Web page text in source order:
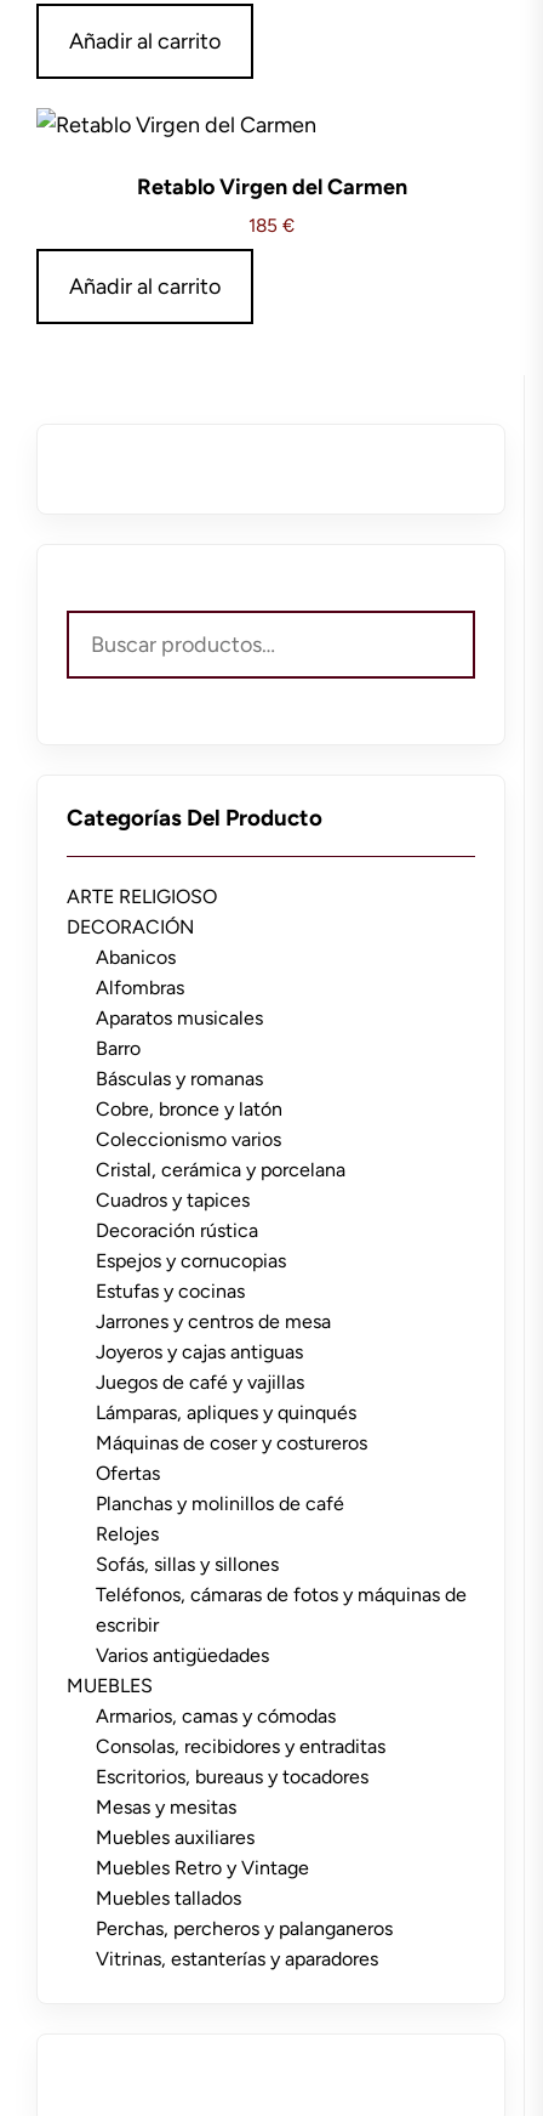
Añadir al carrito
Retablo Virgen del Carmen
185 €
Añadir al carrito
por:
Categorías Del Producto
ARTE RELIGIOSO
DECORACIÓN
Abanicos
Alfombras
Aparatos musicales
Barro
Básculas y romanas
Cobre, bronce y latón
Coleccionismo varios
Cristal, cerámica y porcelana
Cuadros y tapices
Decoración rústica
Espejos y cornucopias
Estufas y cocinas
Jarrones y centros de mesa
Joyeros y cajas antiguas
Juegos de café y vajillas
Lámparas, apliques y quinqués
Máquinas de coser y costureros
Ofertas
Planchas y molinillos de café
Relojes
Sofás, sillas y sillones
Teléfonos, cámaras de fotos y máquinas de
escribir
Varios antigüedades
MUEBLES
Armarios, camas y cómodas
Consolas, recibidores y entraditas
Escritorios, bureaus y tocadores
Mesas y mesitas
Muebles auxiliares
Muebles Retro y Vintage
Muebles tallados
Perchas, percheros y palanganeros
Vitrinas, estanterías y aparadores